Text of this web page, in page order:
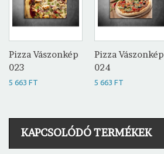
Pizza Vászonkép
023
5 663 FT
Pizza Vászonkép
024
5 663 FT
KAPCSOLÓDÓ TERMÉKEK